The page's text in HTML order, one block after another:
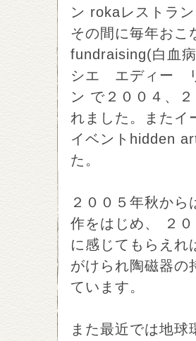
ン rokaレストラ
その間に毎年おこ
fundraising(白血
シエ エディー リ
ン で２００４、
れました。またイ
イベントhidden
た。
２００５年秋か
作をはじめ、 ２
に感じてもらえれ
がけられ陶磁器の
ています。
また最近では地